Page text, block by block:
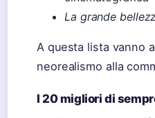
La grande
A questa lista vanno
neorealismo alla
I 20 migliori di